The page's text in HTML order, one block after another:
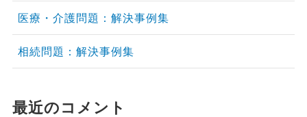
医療・介護問題：解決事例集
相続問題：解決事例集
最近のコメント